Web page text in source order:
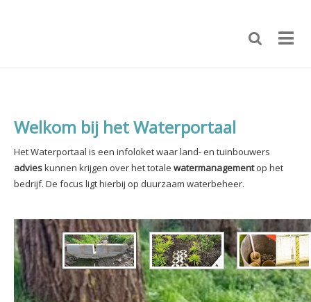
Welkom bij het Waterportaal
Het Waterportaal is een infoloket waar land- en tuinbouwers
advieskunnen krijgen over het totale watermanagementop het
bedrijf. De focus ligt hierbij op duurzaam waterbeheer.